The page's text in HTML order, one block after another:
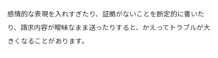
感情的な表現を入れすぎたり、証拠がないことを断定的に書いた
り、請求内容が曖昧なまま送ったりすると、かえってトラブルが大
きくなることがあります。